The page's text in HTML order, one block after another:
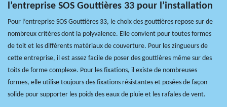
l’entreprise SOS Gouttières 33 pour l’installation
Pour l’entreprise SOS Gouttières 33, le choix des gouttières repose sur de
nombreux critères dont la polyvalence. Elle convient pour toutes formes
de toit et les différents matériaux de couverture. Pour les zingueurs de
cette entreprise, il est assez facile de poser des gouttières même sur des
toits de forme complexe. Pour les fixations, il existe de nombreuses
formes, elle utilise toujours des fixations résistantes et posées de façon
solide pour supporter les poids des eaux de pluie et les rafales de vent.